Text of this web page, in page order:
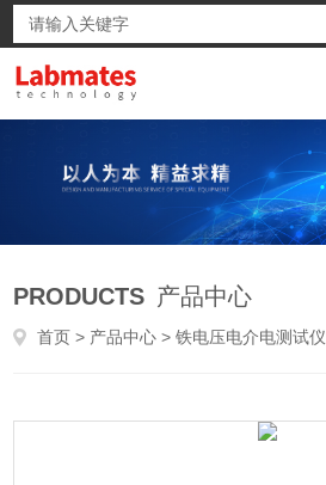
PRODUCTS 产品中心
首页 > 产品中心 >铁电压电介电测试仪